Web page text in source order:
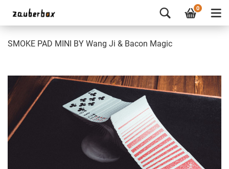
0
SMOKE PAD MINI BY Wang Ji & Bacon Magic